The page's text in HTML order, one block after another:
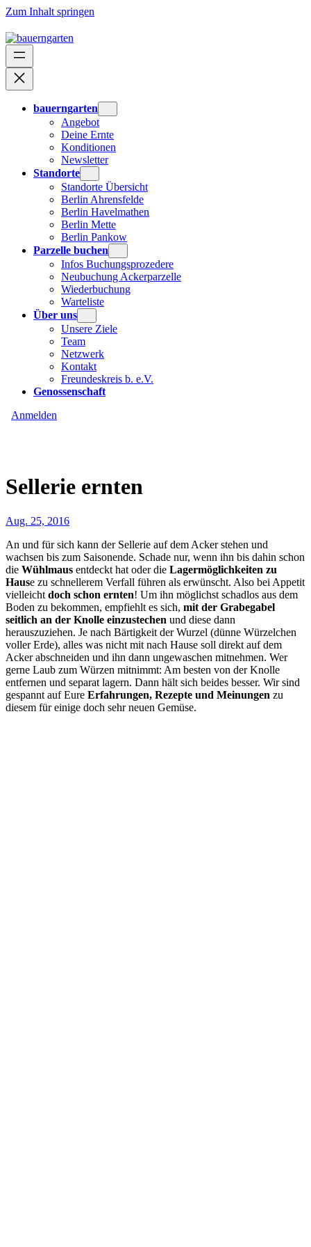
Zum Inhalt springen
bauerngarten
Angebot
Deine Ernte
Konditionen
Newsletter
Standorte
Standorte Übersicht
Berlin Ahrensfelde
Berlin Havelmathen
Berlin Mette
Berlin Pankow
Parzelle buchen
Infos Buchungsprozedere
Neubuchung Ackerparzelle
Wiederbuchung
Warteliste
Über uns
Unsere Ziele
Team
Netzwerk
Kontakt
Freundeskreis b. e.V.
Genossenschaft
Anmelden
Sellerie ernten
Aug. 25, 2016
An und für sich kann der Sellerie auf dem Acker stehen und
wachsen bis zum Saisonende. Schade nur, wenn ihn bis dahin schon
die Wühlmaus entdeckt hat oder die Lagermöglichkeiten zu
Hause zu schnellerem Verfall führen als erwünscht. Also bei Appetit
vielleicht doch schon ernten! Um ihn möglichst schadlos aus dem
Boden zu bekommen, empfiehlt es sich, mit der Grabegabel
seitlich an der Knolle einzustechen und diese dann
herauszuziehen. Je nach Bärtigkeit der Wurzel (dünne Würzelchen
voller Erde), alles was nicht mit nach Hause soll direkt auf dem
Acker abschneiden und ihn dann ungewaschen mitnehmen. Wer
gerne Laub zum Würzen mitnimmt: Am besten von der Knolle
entfernen und separat lagern. Dann hält sich beides besser. Wir sind
gespannt auf Eure Erfahrungen, Rezepte und Meinungen zu
diesem für einige doch sehr neuen Gemüse.